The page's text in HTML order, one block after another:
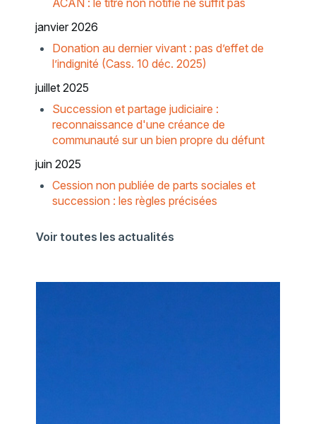
ACAN : le titre non notifié ne suffit pas
janvier 2026
Donation au dernier vivant : pas d’effet de
l’indignité (Cass. 10 déc. 2025)
juillet 2025
Succession et partage judiciaire :
reconnaissance d'une créance de
communauté sur un bien propre du défunt
juin 2025
Cession non publiée de parts sociales et
succession : les règles précisées
Voir toutes les actualités